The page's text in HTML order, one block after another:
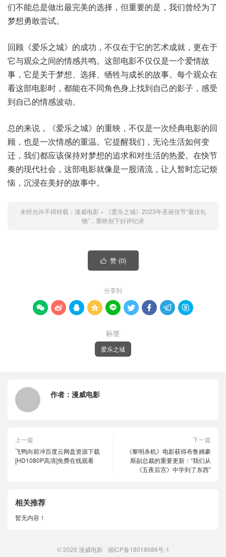
们不能总是做出最完美的选择，但重要的是，我们曾经为了
梦想勇敢尝试。
回顾《爱乐之城》的成功，不仅在于它的艺术成就，更在于
它与观众之间的情感共鸣。这部电影不仅仅是一个爱情故
事，它是关于梦想、选择、牺牲与成长的故事。每个观众在
看这部电影时，都能在不同角色身上找到自己的影子，感受
到自己的情感波动。
总的来说，《爱乐之城》的重映，不仅是一次经典电影的回
顾，也是一次情感的重温。它提醒我们，无论生活如何变
迁，我们都应该保持对梦想的追求和对生活的热爱。在快节
奏的现代社会，这部电影就像是一股清流，让人暂时忘记烦
恼，沉浸在美好的故事中。
未经允许不得转载： 漫威电影 »
《爱乐之城》2023年圣诞佳节“最佳礼
物”，重映创下好评纪录
 赞 (0)
分享到
        
标签
爱乐之城
作者： 漫威电影
上一篇
飞鸭向前冲百度云网盘资源下载
[HD1080P高清]免费在线观看
下一篇
《黎明杀机》电影获得布鲁姆豪
斯副总裁的重要更新：“我们从
《五夜后宫》中学到了东西”
相关推荐
暂无内容！
© 2026 漫威电影 湘ICP备18018686号-1